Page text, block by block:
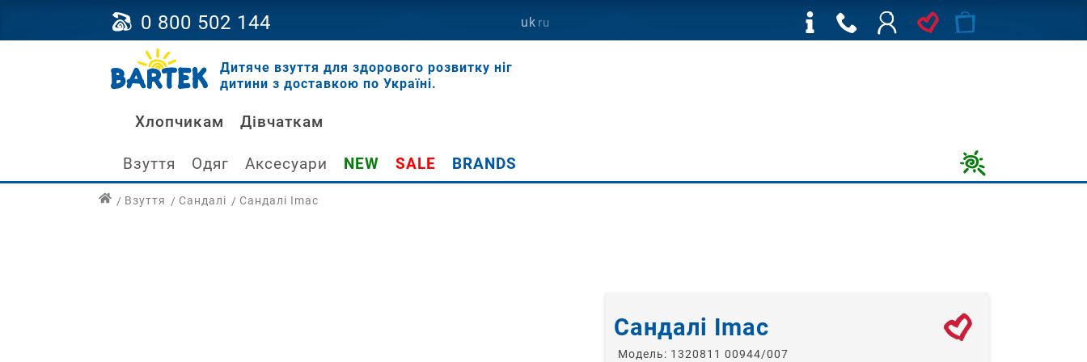
0 800 502 144 uk ru
Дитяче взуття для здорового розвитку ніг
дитини з доставкою по Україні.
Хлопчикам Дівчаткам
Взуття Одяг Аксесуари NEW SALE BRANDS
Взуття Сандалі Сандалі Imac
Сандалі Imac
Модель: 1320811 00944/007